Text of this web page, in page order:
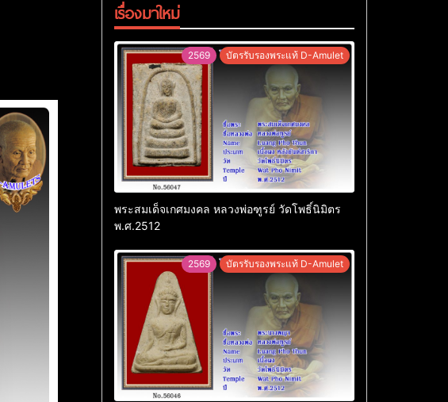
เรื่องมาใหม่
2569 บัตรรับรองพระแท้ D-Amulet
พระสมเด็จเกศมงคล หลวงพ่อฑูรย์ วัดโพธิ์นิมิตร
พ.ศ.2512
2569 บัตรรับรองพระแท้ D-Amulet